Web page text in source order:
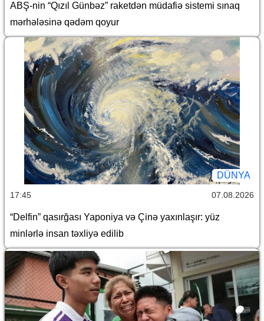
ABŞ-nin “Qızıl Günbəz” raketdən müdafiə sistemi sınaq
mərhələsinə qədəm qoyur
DÜNYA
17:45 07.08.2026
“Delfin” qasırğası Yaponiya və Çinə yaxınlaşır: yüz
minlərlə insan təxliyə edilib